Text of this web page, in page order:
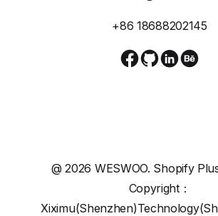
+86 18688202145
@2026 WESWOO. Shopify
Copyright：